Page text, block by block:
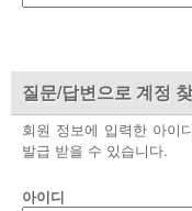
질문/답변으로 계정
회원 정보에 입력한 아이
발급 받을 수 있습니다.
아이디
- 찾아보기
- 전국 노동상담소 안내
자료
부설기관